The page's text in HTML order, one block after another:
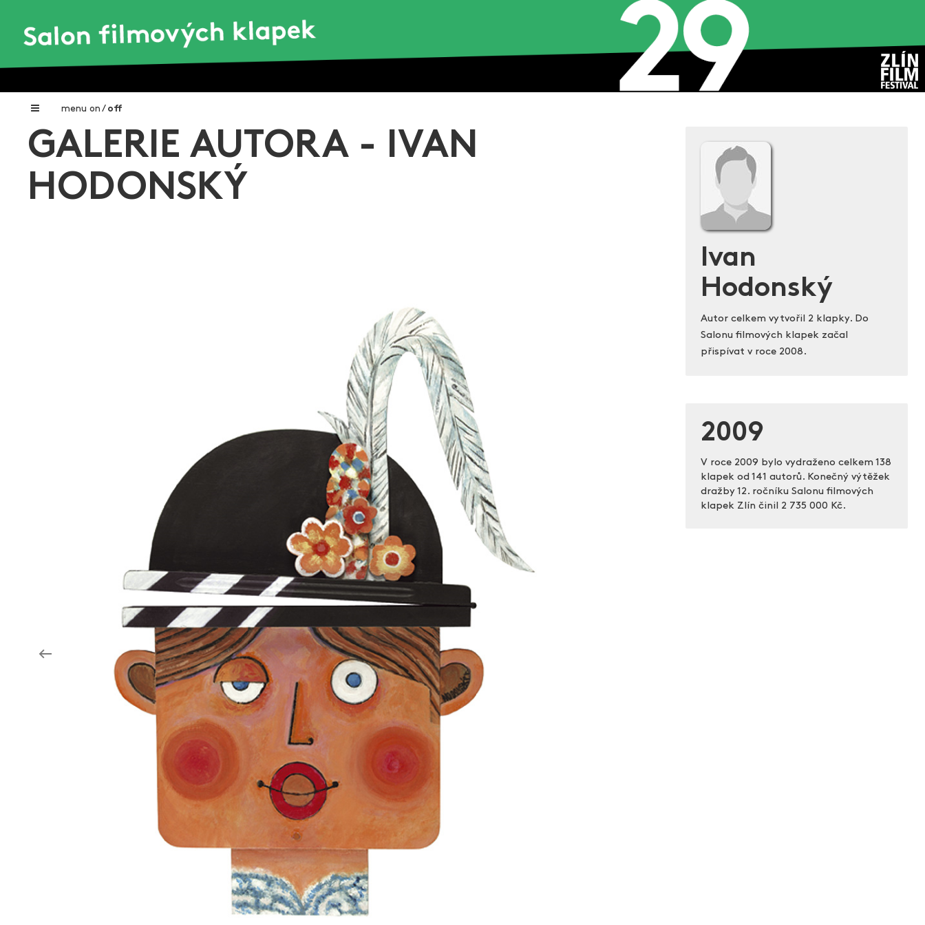
menu on / off
Home
Galerie filmových klapek
GALERIE AUTORA - IVAN
HODONSKÝ
Ivan
Hodonský
Autor celkem vytvořil 2 klapky. Do
Salonu filmových klapek začal
přispívat v roce 2008.
2009
V roce 2009 bylo vydraženo celkem 138
klapek od 141 autorů. Konečný výtěžek
dražby 12. ročníku Salonu filmových
klapek Zlín činil 2 735 000 Kč.